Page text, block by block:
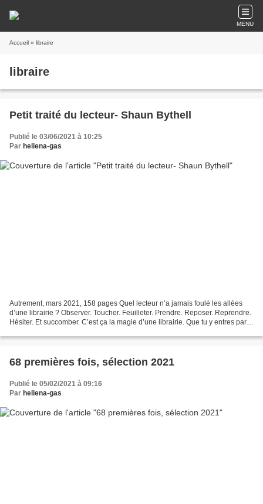
MENU
Accueil » libraire
libraire
Petit traité du lecteur- Shaun Bythell
Publié le 03/06/2021 à 10:25
Par heliena-gas
Autrement, mars 2021, 158 pages Quel lecteur n’a jamais foulé les allées
d’une librairie ? Observer. Toucher. Feuilleter. Prendre. Reposer. Reprendre.
Hésiter. Et succomber. C’est ça la magie d’une librairie. Que tu y entres par
68 premières fois, sélection 2021
Publié le 05/02/2021 à 09:16
Par heliena-gas